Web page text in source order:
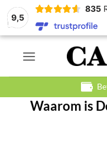
9,5
835
Ga
Waarom is